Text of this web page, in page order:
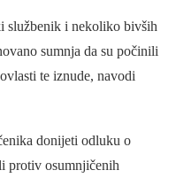
službenik i nekoliko bivših
sumnja da su počinili
te iznude, navodi
donijeti odluku o
protiv osumnjičenih